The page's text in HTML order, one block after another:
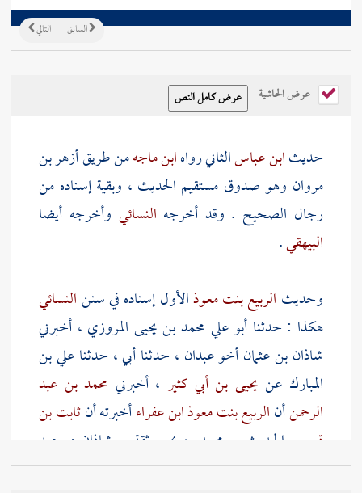
التالي السابق
عرض الحاشية
حديثابن عباسالثاني رواهابن ماجهمن طريقأزهر بن
مروان وهو صدوق مستقيم الحديث ، وبقية إسناده من
رجال الصحيح . وقد أخرجه النسائي وأخرجه أيضا
البيهقي.
وحديث الربيع بنت معوذالأول إسناده في سننالنسائي
هكذا : حدثنا أبو علي محمد بن يحيى المروزي ، أخبرني
شاذان بن عثمان أخو عبدان ، حدثنا أبي ، حدثناعلي بن
المبارك عن يحيى بن أبي كثير ، أخبرني محمد بن عبد
الرحمنأنالربيع بنت معوذ ابن عفراءأخبرته أنثابت بن
قيس ، الحديث ، ومحمد بن يحيىثقة ، وشاذان هو عبد
العزيز بن عثمان بن جبلةوهو من رجال الصحيح هو